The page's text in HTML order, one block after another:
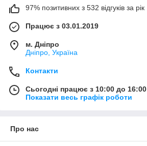
97% позитивних з 532 відгуків за рік
Працює з 03.01.2019
м. Дніпро
Дніпро, Україна
Контакти
Сьогодні працює з 10:00 до 16:00
Показати весь графік роботи
Про нас